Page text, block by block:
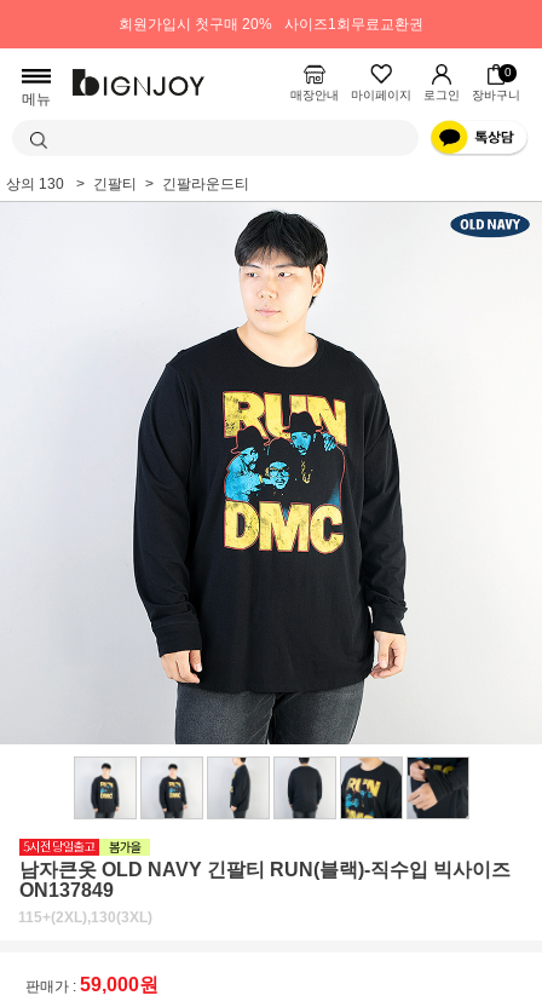
회원가입시 첫구매 20% 사이즈1회무료교환권
메뉴 매장안내 마이페이지 로그인
0
장바구니
상의 130 긴팔티 긴팔라운드티
남자큰옷 OLD NAVY 긴팔티 RUN(블랙)-직수입 빅사이즈
ON137849
115+(2XL),130(3XL)
판매가 : 59,000원